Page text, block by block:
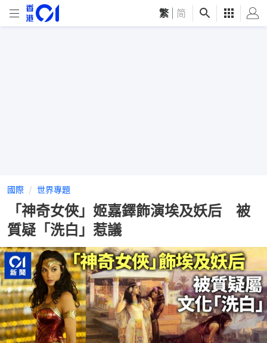
繁 简
國際 世界專題
「神奇女俠」姬嘉鐸飾演埃及妖后 被
質疑「洗白」惹議